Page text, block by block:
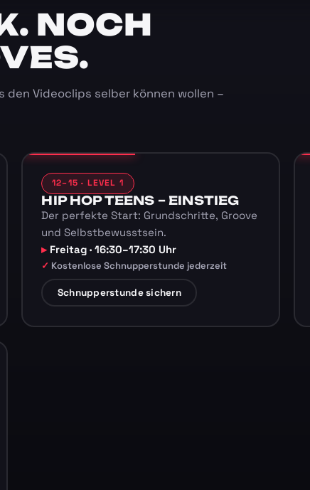
NOCH
den Videoclips selber können wollen –
12–15 · LEVEL 1
HIP HOP TEENS – EINSTIEG
Der perfekte Start: Grundschritte, Groove
und Selbstbewusstsein.
Freitag · 16:30–17:30 Uhr
Kostenlose Schnupperstunde jederzeit
Schnupperstunde sichern